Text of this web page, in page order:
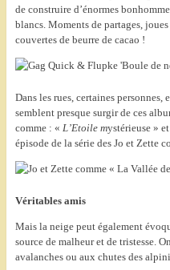
de construire d’énormes
blancs. Moments de partages,
couvertes de beurre de cacao !
Dans les rues, certaines
semblent presque surgir de ces
comme : « L’Etoile mystérieuse »
épisode de la série des Jo et Zette
Véritables amis
Mais la neige peut également
source de malheur et de tristesse.
avalanches ou aux chutes des